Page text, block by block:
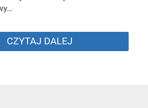
CZYTAJ DALEJ